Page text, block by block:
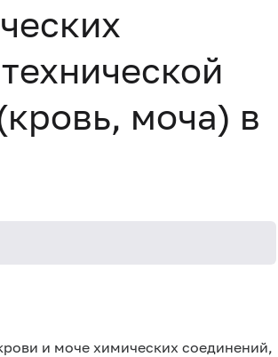
моча) в
и моче химических соединений,